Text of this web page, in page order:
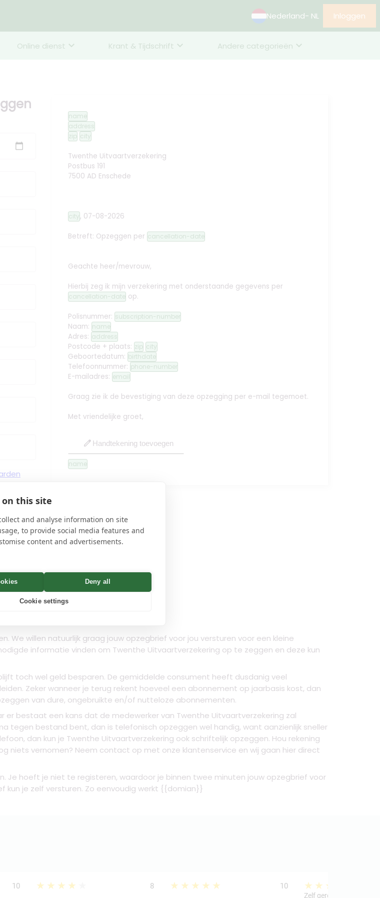
this site
and analyse information on site
to provide social media features and
content and advertisements.
Deny all
Cookie settings
Nederland- NL Inloggen
Online dienst Krant & Tijdschrift Andere categorieën
name
address
zip city
Twenthe Uitvaartverzekering
Postbus 191
7500 AD Enschede
city, 07-08-2026
Betreft: Opzeggen per cancellation-date
Geachte heer/mevrouw,
Hierbij zeg ik mijn verzekering met onderstaande gegevens per
cancellation-date op.
Polisnummer: subscription-number
Naam: name
Adres: address
Postcode + plaats: zip city
Geboortedatum: birthdate
Telefoonnummer: phone-number
E-mailadres: email
Graag zie ik de bevestiging van deze opzegging per e-mail tegemoet.
Met vriendelijke groet,
edit Handtekening toevoegen
name
We willen natuurlijk graag jouw opzegbrief voor jou versturen voor een kleine
informatie vinden om Twenthe Uitvaartverzekering op te zeggen en deze kun
toch wel geld besparen. De gemiddelde consument heeft dusdanig veel
Zeker wanneer je terug rekent hoeveel een abonnement op jaarbasis kost, dan
van dure, ongebruikte en/of nutteloze abonnementen.
bestaat een kans dat de medewerker van Twenthe Uitvaartverzekering zal
tegen bestand bent, dan is telefonisch opzeggen wel handig, want aanzienlijk sneller
dan kun je Twenthe Uitvaartverzekering ook schriftelijk opzeggen. Hou rekening
niets vernomen? Neem contact op met onze klantenservice en wij gaan hier direct
Je hoeft je niet te registeren, waardoor je binnen twee minuten jouw opzegbrief voor
kun je zelf versturen. Zo eenvoudig werkt {{domian}}
10 ★★★★★ 8 ★★★★★ 10 ★★★★★
Zelf geregeld